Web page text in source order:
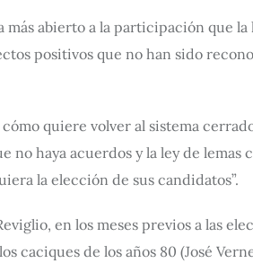
abierto a la participación que
positivos que no han sido
quiere volver al sistema
no haya acuerdos y la ley de
la elección de sus candidatos”.
en los meses previos a las
caciques de los años 80 (José